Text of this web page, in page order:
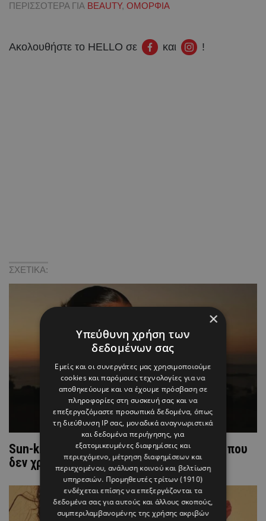
ΠΕΡΙΣΣΟΤΕΡΑ ΓΙΑ BEAUTY, ΟΜΟΡΦΙΑ
Ακολουθήστε το HELLO σε και !
ΣΧΕΤΙΚΑ:
Sun-kissed beauty: Η καλοκαιρινή λάμψη που
δεν χρειάζεται ήλιο
×
Υπεύθυνη χρήση των
δεδομένων σας
Εμείς και οι συνεργάτες μας χρησιμοποιούμε
cookies και παρόμοιες τεχνολογίες για να
αποθηκεύουμε και να έχουμε πρόσβαση σε
πληροφορίες στη συσκευή σας και να
επεξεργαζόμαστε προσωπικά δεδομένα, όπως
τη διεύθυνση IP σας, μοναδικά αναγνωριστικά
και δεδομένα περιήγησης, για
εξατομικευμένες διαφημίσεις και
περιεχόμενο, μέτρηση διαφημίσεων και
περιεχομένου, ανάλυση κοινού και βελτίωση
υπηρεσιών. Προμηθευτές τρίτων (1910)
ενδέχεται επίσης να επεξεργάζονται τα
δεδομένα σας για αυτούς και άλλους σκοπούς,
συμπεριλαμβανομένης της χρήσης ακριβών